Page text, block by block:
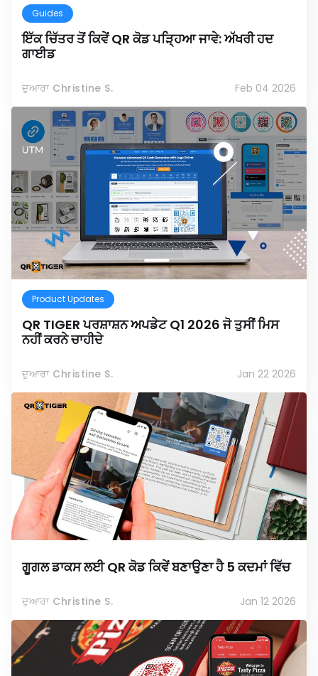
Guides
ਇੱਕ ਚਿੱਤਰ ਤੋਂ ਕਿਵੇਂ QR ਕੋਡ ਪੜ੍ਹਿਆ ਜਾਵੇ: ਅੱਖਰੀ ਹਦ
ਗਾਈਡ
ਦੁਆਰਾ Christine S. Feb 04 2026
Product Updates
QR TIGER ਪਰਸ਼ਾਸ਼ਨ ਅਪਡੇਟ Q1 2026 ਜੋ ਤੁਸੀਂ ਮਿਸ
ਨਹੀਂ ਕਰਨੇ ਚਾਹੀਦੇ
ਦੁਆਰਾ Christine S. Jan 22 2026
ਗੂਗਲ ਡਾਕਸ ਲਈ QR ਕੋਡ ਕਿਵੇਂ ਬਣਾਉਣਾ ਹੈ 5 ਕਦਮਾਂ ਵਿੱਚ
ਦੁਆਰਾ Christine S. Jan 12 2026